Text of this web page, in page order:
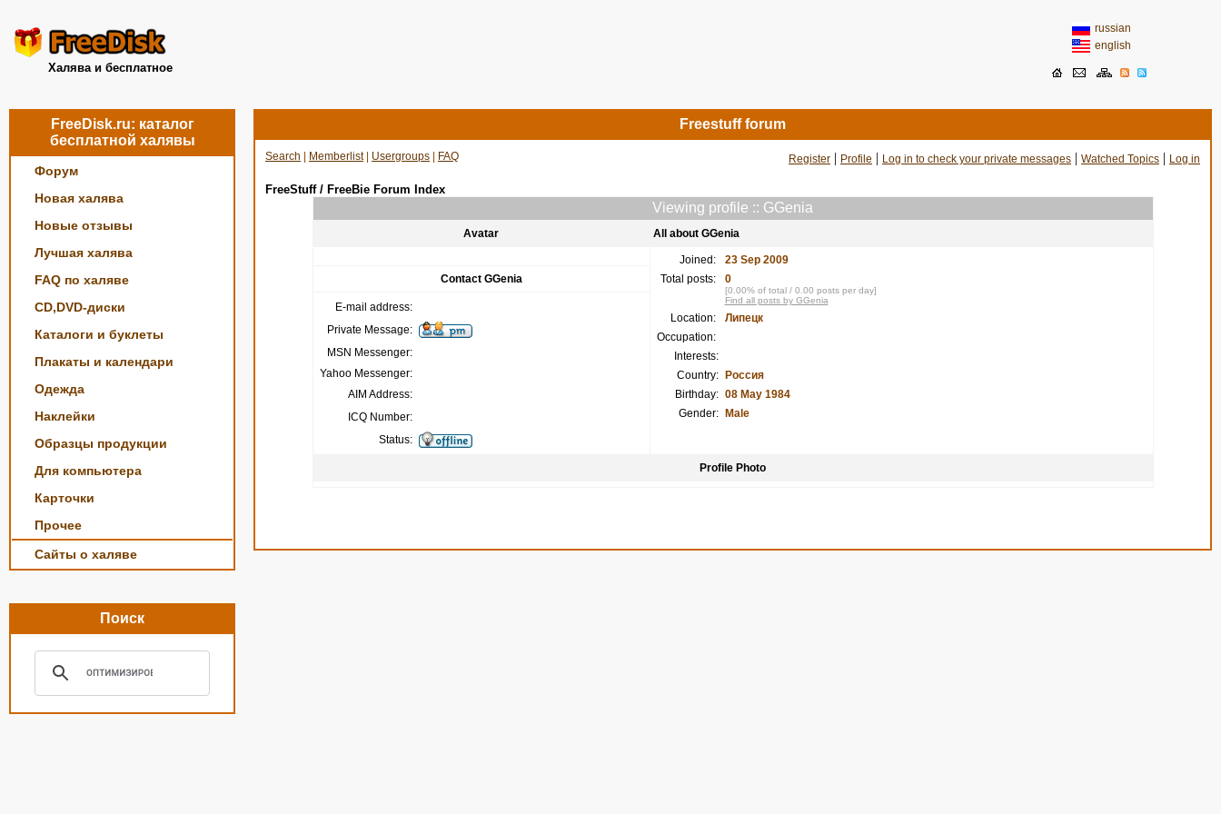
Халява и бесплатное
russian
english
FreeDisk.ru: каталог
бесплатной халявы
Форум
Новая халява
Новые отзывы
Лучшая халява
FAQ по халяве
CD,DVD-диски
Каталоги и буклеты
Плакаты и календари
Одежда
Наклейки
Образцы продукции
Для компьютера
Карточки
Прочее
Сайты о халяве
Поиск
Freestuff forum
Search Memberlist| Usergroups FAQ Register | Profile | Log in to check your private messages | Watched Topics | Log in
FreeStuff / FreeBie Forum Index
Viewing profile :: GGenia
Avatar All about GGenia
Joined:
23 Sep 2009
Total posts:
0
[0.00% of total / 0.00 posts per day]
Find all posts by GGenia
Location:
Липецк
Occupation:
Interests:
Country:
Россия
Birthday: 08 May 1984
Gender:
Male
Contact GGenia
E-mail address:
Private Message:
MSN Messenger:
Yahoo Messenger:
AIM Address:
ICQ Number:
Status:
Profile Photo